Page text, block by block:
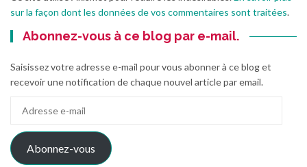
sur la façon dont les données de vos commentaires sont traitées.
Abonnez-vous à ce blog par e-mail.
Saisissez votre adresse e-mail pour vous abonner à ce blog et
recevoir une notification de chaque nouvel article par email.
mail
Abonnez-vous